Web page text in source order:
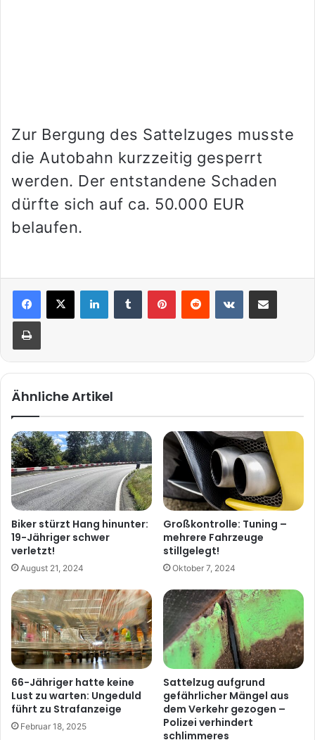
Zur Bergung des Sattelzuges musste
die Autobahn kurzzeitig gesperrt
werden. Der entstandene Schaden
dürfte sich auf ca. 50.000 EUR
belaufen.
LinkedInTumblr PinterestReddit VKontakteTeile per E-Mail
Drucken
Ähnliche Artikel
Biker stürzt Hang hinunter:
19-Jähriger schwer
verletzt!
August 21, 2024
Großkontrolle: Tuning –
mehrere Fahrzeuge
stillgelegt!
Oktober 7, 2024
66-Jähriger hatte keine
Lust zu warten: Ungeduld
führt zu Strafanzeige
Februar 18, 2025
Sattelzug aufgrund
gefährlicher Mängel aus
dem Verkehr gezogen –
Polizei verhindert
schlimmeres